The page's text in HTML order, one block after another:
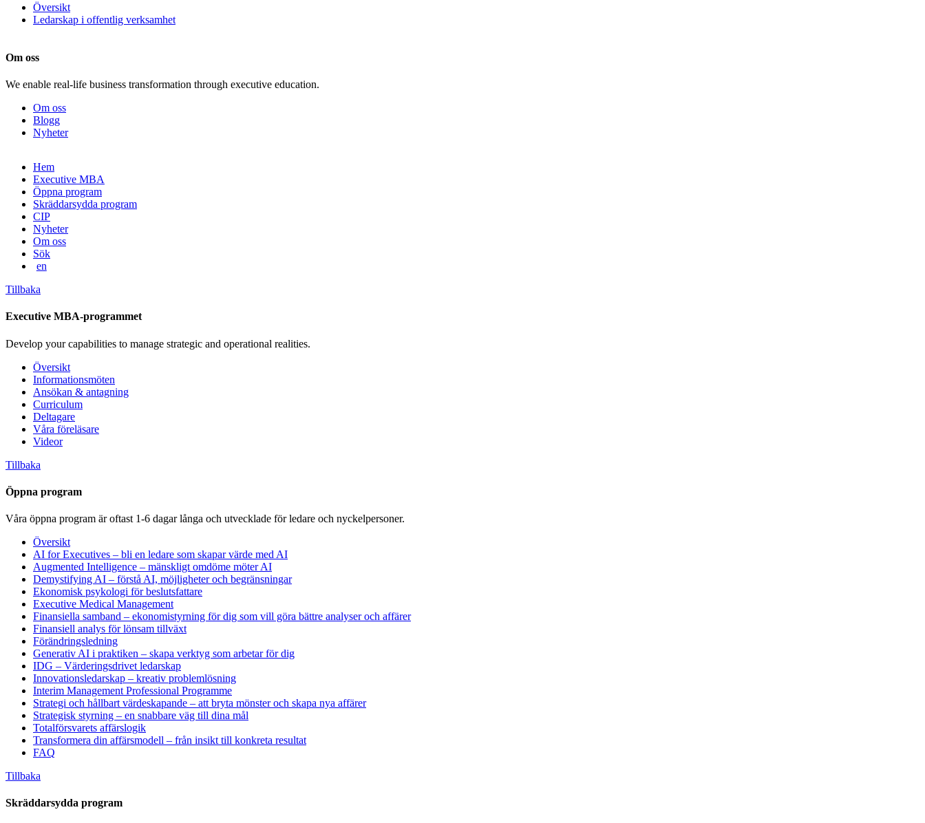
Översikt
Ledarskap i offentlig verksamhet
Om oss
We enable real-life business transformation through executive education.
Om oss
Blogg
Nyheter
vidare
innehåll
Hem
Executive MBA
Öppna program
Skräddarsydda program
CIP
Nyheter
Om oss
Sök
en
Tillbaka
Executive MBA-programmet
Develop your capabilities to manage strategic and operational realities.
Översikt
Informationsmöten
Ansökan & antagning
Curriculum
Deltagare
Våra föreläsare
Videor
Tillbaka
Öppna program
Våra öppna program är oftast 1-6 dagar långa och utvecklade för ledare och nyckelpersoner.
Översikt
AI for Executives – bli en ledare som skapar värde med AI
Augmented Intelligence – mänskligt omdöme möter AI
Demystifying AI – förstå AI, möjligheter och begränsningar
Ekonomisk psykologi för beslutsfattare
Executive Medical Management
Finansiella samband – ekonomistyrning för dig som vill göra bättre analyser och affärer
Finansiell analys för lönsam tillväxt
Förändringsledning
Generativ AI i praktiken – skapa verktyg som arbetar för dig
IDG – Värderingsdrivet ledarskap
Innovationsledarskap – kreativ problemlösning
Interim Management Professional Programme
Strategi och hållbart värdeskapande – att bryta mönster och skapa nya affärer
Strategisk styrning – en snabbare väg till dina mål
Totalförsvarets affärslogik
Transformera din affärsmodell – från insikt till konkreta resultat
FAQ
Tillbaka
Skräddarsydda program